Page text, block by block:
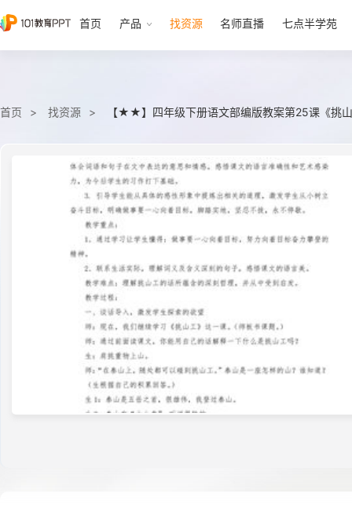
首页 产品 找资源 名师直播 七点半学苑
首页 找资源 【★★】四年级下册语文部编版教案第25课《挑